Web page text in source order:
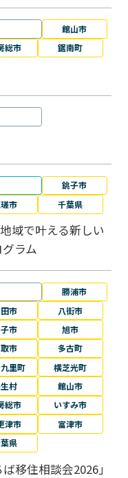
館山市
総市 鋸南町
銚子市
市 千葉県
域で叶える新しい
ラム
勝浦市
市
八街市
市
旭市
市
多古町
里町
横芝光町
村
館山市
総市
いすみ市
津市
富津市
県
移住相談会2026」